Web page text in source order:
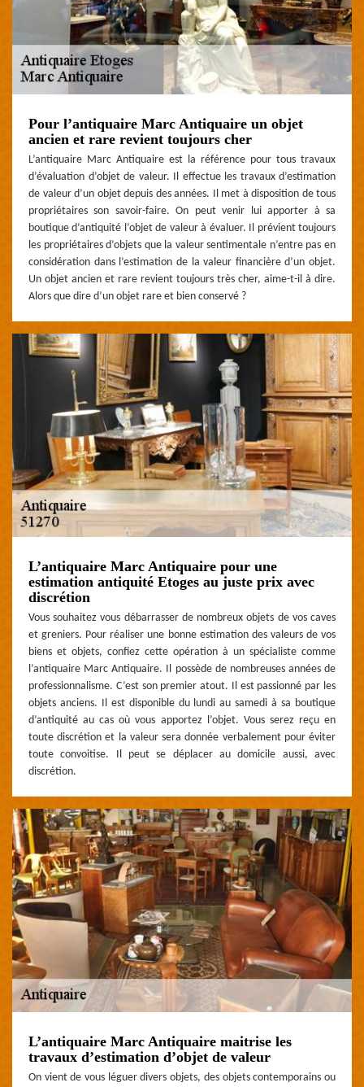
Pour l’antiquaire Marc Antiquaire un objet
ancien et rare revient toujours cher
L’antiquaire Marc Antiquaire est la référence pour tous travaux
d’évaluation d’objet de valeur. Il effectue les travaux d’estimation
de valeur d’un objet depuis des années. Il met à disposition de tous
propriétaires son savoir-faire. On peut venir lui apporter à sa
boutique d’antiquité l’objet de valeur à évaluer. Il prévient toujours
les propriétaires d’objets que la valeur sentimentale n’entre pas en
considération dans l’estimation de la valeur financière d’un objet.
Un objet ancien et rare revient toujours très cher, aime-t-il à dire.
Alors que dire d’un objet rare et bien conservé ?
L’antiquaire Marc Antiquaire pour une
estimation antiquité Etoges au juste prix avec
discrétion
Vous souhaitez vous débarrasser de nombreux objets de vos caves
et greniers. Pour réaliser une bonne estimation des valeurs de vos
biens et objets, confiez cette opération à un spécialiste comme
l’antiquaire Marc Antiquaire. Il possède de nombreuses années de
professionnalisme. C’est son premier atout. Il est passionné par les
objets anciens. Il est disponible du lundi au samedi à sa boutique
d’antiquité au cas où vous apportez l’objet. Vous serez reçu en
toute discrétion et la valeur sera donnée verbalement pour éviter
toute convoitise. Il peut se déplacer au domicile aussi, avec
discrétion.
L’antiquaire Marc Antiquaire maitrise les
travaux d’estimation d’objet de valeur
On vient de vous léguer divers objets, des objets contemporains ou